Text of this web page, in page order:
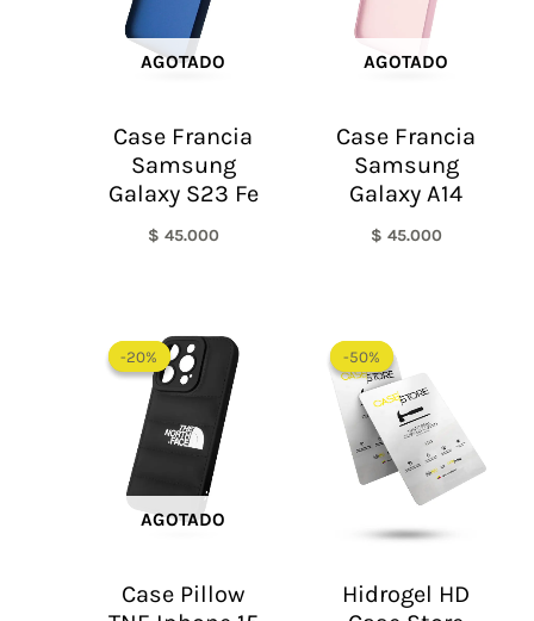
AGOTADO
Case Francia
Samsung
Galaxy S23 Fe
$ 45.000
AGOTADO
Case Francia
Samsung
Galaxy A14
$ 45.000
-20%
AGOTADO
-20%
Case Pillow
precio
original
era:
$ 60.000.
-50%
-50%
Hidrogel HD
era:
$ 60.000.